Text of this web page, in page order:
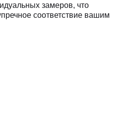
замеров, что
соответствие вашим